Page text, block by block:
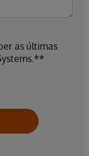
as últimas